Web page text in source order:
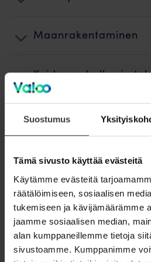
Suostumus
Tämä sivusto käyttää evästeitä
Käytämme evästeitä
räätälöimiseen, sosiaalisen
tukemiseen ja kävijämäärämme
jaamme sosiaalisen median,
alan kumppaneillemme tietoja
sivustoamme. Kumppanimme
Maanrakentaminen
Kuidun puhallus ja
Laskutus
Valokuidun rakentamisen